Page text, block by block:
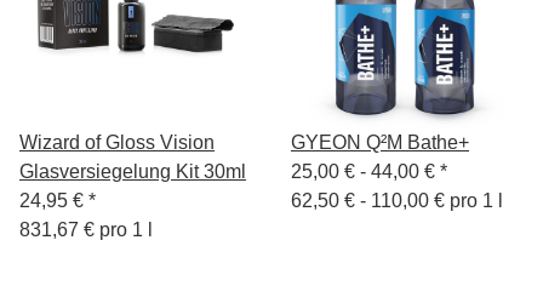
Wizard of Gloss Vision
Glasversiegelung Kit 30ml
24,95 € *
831,67 € pro 1 l
GYEON Q²M Bathe+
25,00 € - 44,00 € *
62,50 € - 110,00 € pro 1 l